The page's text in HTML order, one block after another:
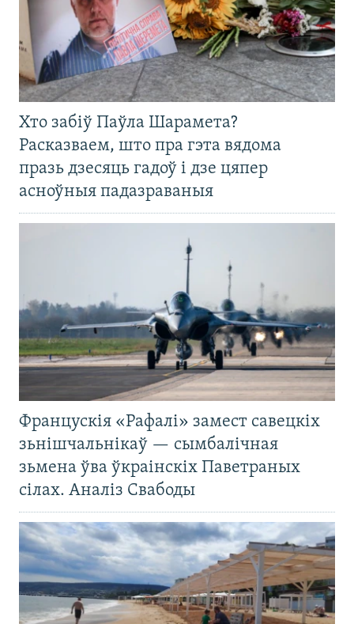
Хто забіў Паўла Шарамета?
Расказваем, што пра гэта вядома
празь дзесяць гадоў і дзе цяпер
асноўныя падазраваныя
Францускія «Рафалі» замест савецкіх
зьнішчальнікаў — сымбалічная
зьмена ўва ўкраінскіх Паветраных
сілах. Аналіз Свабоды